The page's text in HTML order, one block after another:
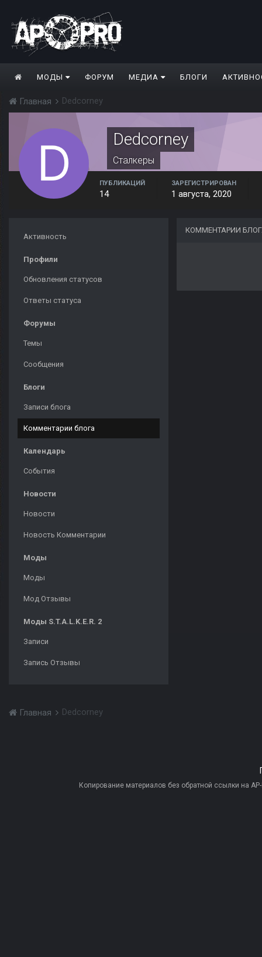
МОДЫ ФОРУМ МЕДИА БЛОГИ
Главная Dedcorney
Dedcorney
Сталкеры
ПУБЛИКАЦИЙ
14
ЗАРЕГИСТРИРОВАН
1 августа, 2020
Активность
Профили
Обновления статусов
Ответы статуса
Форумы
Темы
Сообщения
Блоги
Записи блога
Комментарии блога
Календарь
События
Новости
Новости
Новость Комментарии
Моды
Моды
Мод Отзывы
Моды S.T.A.L.K.E.R. 2
Записи
Запись Отзывы
КОММЕНТАРИИ
Главная Dedcorney
Копирование материалов без обратной ссылки на